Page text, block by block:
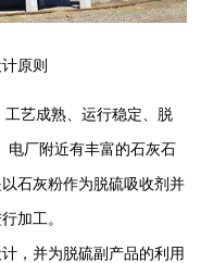
原则
工艺成熟、运行稳定、脱
电厂附近有丰富的石灰石
石灰粉作为脱硫吸收剂并
加工。
，并为脱硫副产品的利用